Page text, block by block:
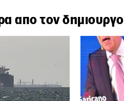
απο τον δημιουργο